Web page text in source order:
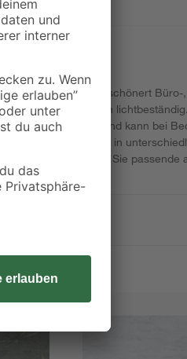
A.S. Création verschönert
und ist dabei hoch
waschbeständig und kann bei
Die Tapete ist in
Sie sich die für Sie passende